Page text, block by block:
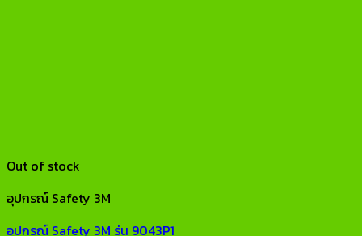
Out of stock
อุปกรณ์ Safety 3M
อุปกรณ์ Safety 3M รุ่น 9043P1